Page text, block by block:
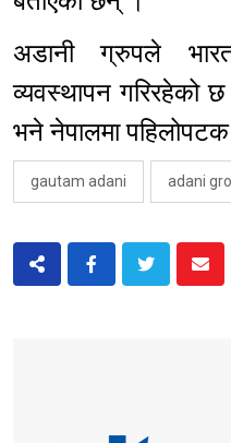
अडानी ग्रुपले
व्यवस्थापन गरिरहेको
भने नेपालमा
gautam adani adani